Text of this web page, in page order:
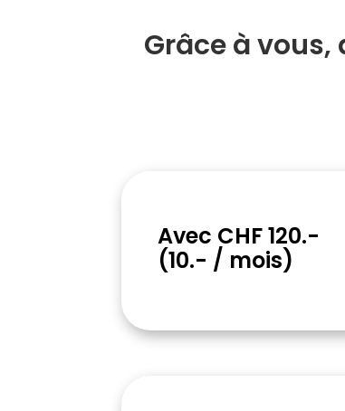
Grâce à
Avec CHF 120.-
(10.- / mois)